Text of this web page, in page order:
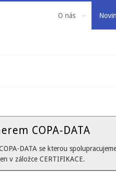
O nás
COPA-DATA
DATA se kterou
v záložce CERTIFIKACE.